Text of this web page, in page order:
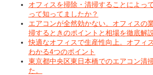
オフィスを掃除・清掃することによっ
って知ってましたか？
エアコンが全然効かない。オフィスの
掃するときのポイントと相場を徹底解説
快適なオフィスで生産性向上。オフィ
わかる4つのポイント
東京都中央区東日本橋でのエアコン清
た。